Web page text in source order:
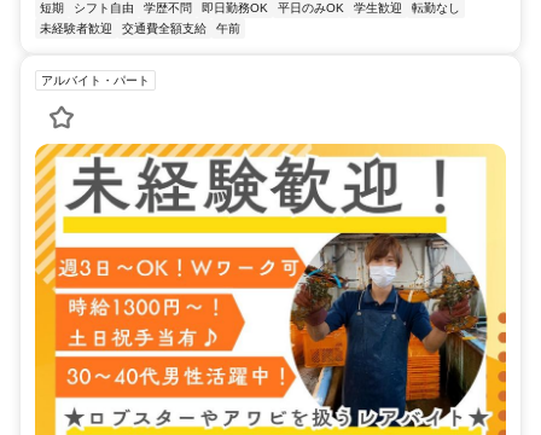
短期
シフト自由 学歴不問 即日勤務OK 平日のみOK 学生歓迎
転勤なし
未経験者歓迎
交通費全額支給 午前
アルバイト・パート